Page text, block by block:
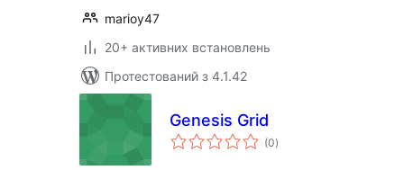
marioy47
20+ активних встановлень
Протестований з 4.1.42
Genesis Grid
(0загальний
рейтинг
)